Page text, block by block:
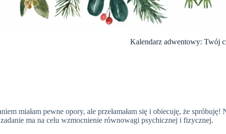
Kalendarz adwentowy: Twój
miałam pewne opory, ale przełamałam się i obiecuję, że
ma na celu wzmocnienie równowagi psychicznej i fizycznej.